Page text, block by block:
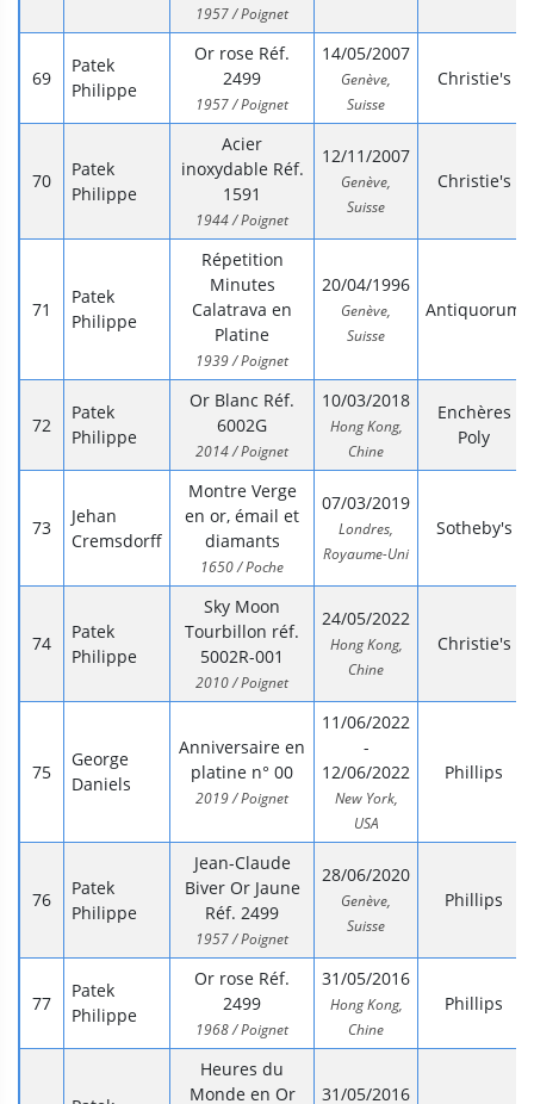
1957 / Poignet
Patek
Philippe
Or rose Réf.
2499
1957 / Poignet
14/05/2007
Genève,
Suisse
Christie's
Patek
Philippe
Acier
inoxydable Réf.
1591
1944 / Poignet
12/11/2007
Genève,
Suisse
Christie's
Patek
Philippe
Répetition
Minutes
Calatrava en
Platine
1939 / Poignet
20/04/1996
Genève,
Suisse
Antiquorum
Patek
Philippe
Or Blanc Réf.
6002G
2014 / Poignet
10/03/2018
Hong Kong,
Chine
Enchères
Poly
Jehan
Cremsdorff
Montre Verge
en or, émail et
diamants
1650 / Poche
07/03/2019
Londres,
Royaume-Uni
Sotheby's
Patek
Philippe
Sky Moon
Tourbillon réf.
5002R-001
2010 / Poignet
24/05/2022
Hong Kong,
Chine
Christie's
George
Daniels
Anniversaire en
platine n° 00
2019 / Poignet
11/06/2022
-
12/06/2022
New York,
USA
Phillips
Patek
Philippe
Jean-Claude
Biver Or Jaune
Réf. 2499
1957 / Poignet
28/06/2020
Genève,
Suisse
Phillips
Patek
Philippe
Or rose Réf.
2499
1968 / Poignet
31/05/2016
Hong Kong,
Chine
Phillips
Heures du
Monde en Or
31/05/2016